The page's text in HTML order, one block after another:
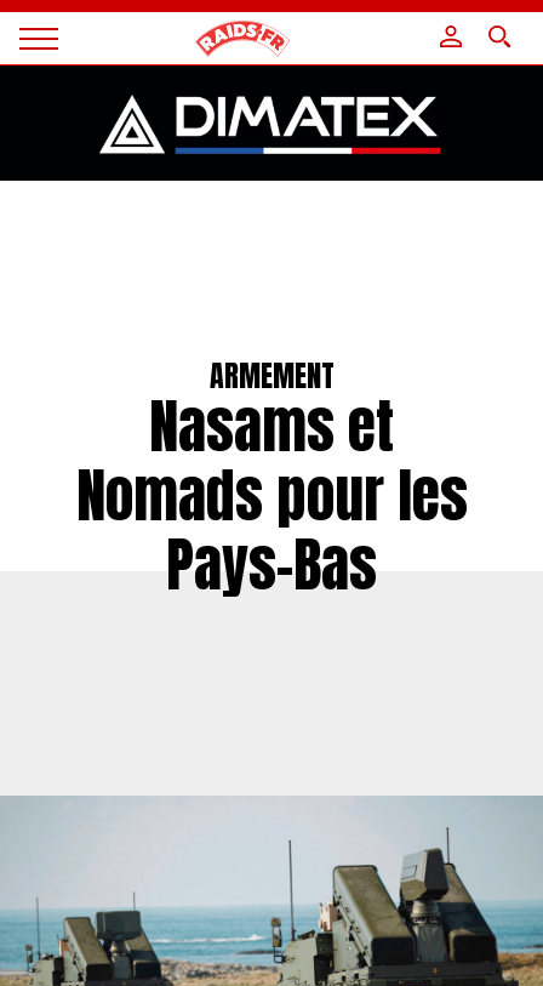
Magazine
ARMEMENT
Nasams et
Nomads pour les
Pays-Bas
Panneau de gestion des cookies